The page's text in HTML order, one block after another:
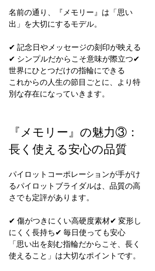
名前の通り、『メモリー』は「思い
出」を大切にするモデル。
✔ 記念日やメッセージの刻印が映える
✔ シンプルだからこそ意味が際立つ✔
世界にひとつだけの指輪にできる
これからの人生の節目ごとに、より特
別な存在になっていきます。
『メモリー』の魅力③：
長く使える安心の品質
パイロットコーポレーションが手がけ
るパイロットブライダルは、品質の高
さでも定評があります。
✔ 傷がつきにくい高硬度素材✔ 変形し
にくく長持ち✔ 毎日使っても安心
「思い出を刻む指輪だからこそ、長く
使えること」は大切なポイントです。